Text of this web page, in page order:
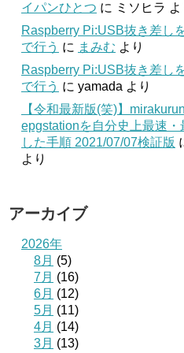
イパンひとつ に ミソヒラ よ
Raspberry Pi:USB抜き差し
で行う に まみむ より
Raspberry Pi:USB抜き差し
で行う に yamada より
【令和最新版(笑)】
epgstationを自分史上最速・
した手順 2021/07/07検証版
より
アーカイブ
2026年
8月 (5)
7月 (16)
6月 (12)
5月 (11)
4月 (14)
3月 (13)